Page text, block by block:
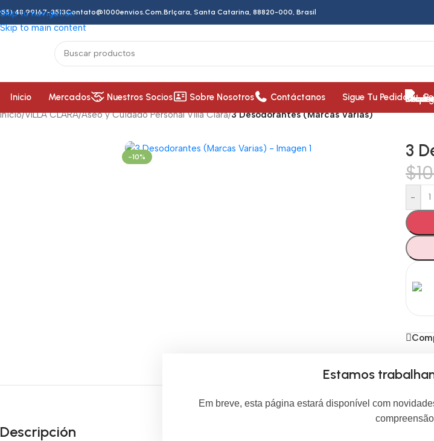
Skip to navigation
Skip to main content
48 99167-3513Contato@1000envios.com.brIçara, Santa Catarina, 88820-000, Brasil
Inicio Mercados Nuestros Socios Sobre Nosotros Contáctanos Sigue Tu Pedido
Inicio/VILLA CLARA/Aseo y Cuidado Personal Villa Clara/3 Desodorantes (Marcas Varias)
-10% 3
$
-
Descripción
Estamos
Em breve, esta página estará disponível com